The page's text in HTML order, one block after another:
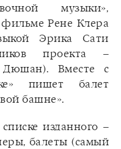
музыки»,
фильме Рене Клера
Эрика Сати
проекта –
Дюшан). Вместе с
пишет балет
башне».
изданного –
балеты (самый